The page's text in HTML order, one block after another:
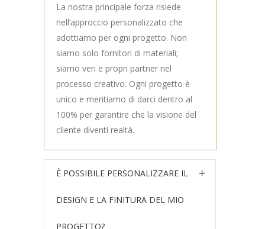
La nostra principale forza risiede
nell’approccio personalizzato che
adottiamo per ogni progetto. Non
siamo solo fornitori di materiali;
siamo veri e propri partner nel
processo creativo. Ogni progetto è
unico e meritiamo di darci dentro al
100% per garantire che la visione del
cliente diventi realtà.
È POSSIBILE PERSONALIZZARE IL
DESIGN E LA FINITURA DEL MIO
PROGETTO?